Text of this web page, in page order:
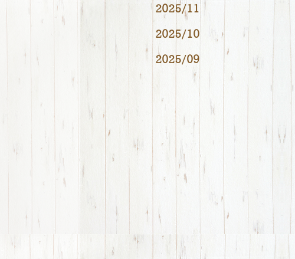
2025/11
2025/10
2025/09